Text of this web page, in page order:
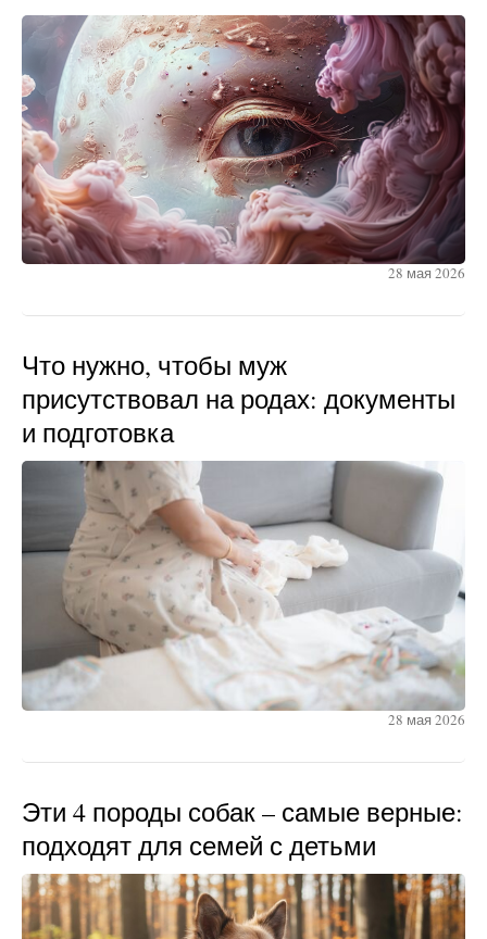
28 мая 2026
Что нужно, чтобы муж
присутствовал на родах: документы
и подготовка
28 мая 2026
Эти 4 породы собак – самые верные:
подходят для семей с детьми